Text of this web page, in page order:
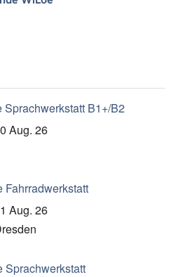
Sprachwerkstatt B1+/B2
Aug. 26
Fahrradwerkstatt
Aug. 26
Sprachwerkstatt